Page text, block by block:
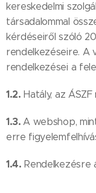
kereskedelmi
társadalommal
kérdéseiről szóló
rendelkezéseire. A
rendelkezései a
1.2. Hatály, az ÁSZF
1.3.A webshop,
erre
1.4. Rendelkezésre